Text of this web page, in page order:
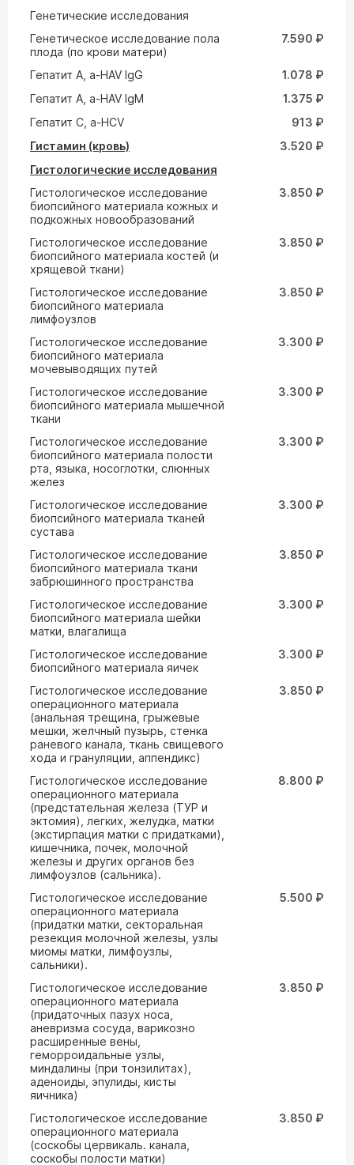
Генетические исследования
Генетическое исследование пола
плода (по крови матери)
7.590 ₽
Гепатит A, a-HAV IgG
1.078 ₽
Гепатит A, a-HAV IgM
1.375 ₽
Гепатит С, а-HCV
913 ₽
Гистамин (кровь)
3.520 ₽
Гистологические исследования
Гистологическое исследование
биопсийного материала кожных и
подкожных новообразований
3.850 ₽
Гистологическое исследование
биопсийного материала костей (и
хрящевой ткани)
3.850 ₽
Гистологическое исследование
биопсийного материала
лимфоузлов
3.850 ₽
Гистологическое исследование
биопсийного материала
мочевыводящих путей
3.300 ₽
Гистологическое исследование
биопсийного материала мышечной
ткани
3.300 ₽
Гистологическое исследование
биопсийного материала полости
рта, языка, носоглотки, слюнных
желез
3.300 ₽
Гистологическое исследование
биопсийного материала тканей
сустава
3.300 ₽
Гистологическое исследование
биопсийного материала ткани
забрюшинного пространства
3.850 ₽
Гистологическое исследование
биопсийного материала шейки
матки, влагалища
3.300 ₽
Гистологическое исследование
биопсийного материала яичек
3.300 ₽
Гистологическое исследование
операционного материала
(анальная трещина, грыжевые
мешки, желчный пузырь, стенка
раневого канала, ткань свищевого
хода и грануляции, аппендикс)
3.850 ₽
Гистологическое исследование
операционного материала
(предстательная железа (ТУР и
эктомия), легких, желудка, матки
(экстирпация матки с придатками),
кишечника, почек, молочной
железы и других органов без
лимфоузлов (сальника).
8.800 ₽
Гистологическое исследование
операционного материала
(придатки матки, секторальная
резекция молочной железы, узлы
миомы матки, лимфоузлы,
сальники).
5.500 ₽
Гистологическое исследование
операционного материала
(придаточных пазух носа,
аневризма сосуда, варикозно
расширенные вены,
геморроидальные узлы,
миндалины (при тонзилитах),
аденоиды, эпулиды, кисты
яичника)
3.850 ₽
Гистологическое исследование
операционного материала
(соскобы цервикаль. канала,
соскобы полости матки)
3.850 ₽